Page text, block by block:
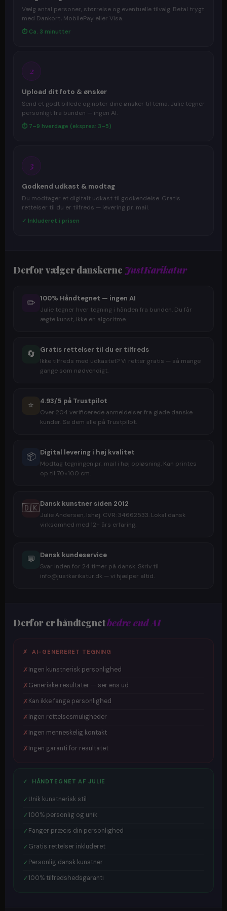
Vælg antal personer, størrelse og eventuelle tilvalg. Betal trygt
med Dankort, MobilePay eller Visa.
⏱ Ca. 3 minutter
2
Upload dit foto & ønsker
Send et godt billede og noter dine ønsker til tema. Julie tegner
personligt fra bunden — ingen AI.
⏱ 7–9 hverdage (ekspres: 3–5)
3
Godkend udkast & modtag
Du modtager et digitalt udkast til godkendelse. Gratis
rettelser til du er tilfreds — levering pr. mail.
✓ Inkluderet i prisen
Derfor vælger danskerne JustKarikatur
✏️ 100% Håndtegnet — ingen AI
Julie tegner hver tegning i hånden fra bunden. Du får
ægte kunst, ikke en algoritme.
🔄 Gratis rettelser til du er tilfreds
Ikke tilfreds med udkastet? Vi retter gratis — så mange
gange som nødvendigt.
⭐ 4.93/5 på Trustpilot
Over 204 verificerede anmeldelser fra glade danske
kunder. Se dem alle på Trustpilot.
📦 Digital levering i høj kvalitet
Modtag tegningen pr. mail i høj opløsning. Kan printes
op til 70×100 cm.
🇩🇰Dansk kunstner siden 2012
Julie Andersen, Ishøj. CVR: 34662533. Lokal dansk
virksomhed med 12+ års erfaring.
💬 Dansk kundeservice
Svar inden for 24 timer på dansk. Skriv til
info@justkarikatur.dk — vi hjælper altid.
Derfor er håndtegnetbedre end AI
✗ AI-GENERERET TEGNING
✗Ingen kunstnerisk personlighed
✗Generiske resultater — ser ens ud
✗Kan ikke fange personlighed
✗Ingen rettelsesmuligheder
✗Ingen menneskelig kontakt
✗Ingen garanti for resultatet
✓ HÅNDTEGNET AF JULIE
✓ Unik kunstnerisk stil
✓100% personlig og unik
✓Fanger præcis din personlighed
✓Gratis rettelser inkluderet
✓Personlig dansk kunstner
✓100% tilfredshedsgaranti